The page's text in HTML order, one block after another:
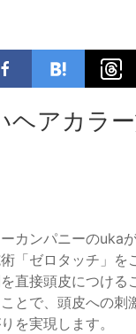
ヘアカラ
カンパニーのuka
「ゼロタッチ」を
直接頭皮につける
とで、頭皮への刺
を実現します。